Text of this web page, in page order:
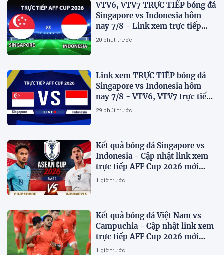
VTV6, VTV7 TRỰC TIẾP bóng đá
Singapore vs Indonesia hôm
nay 7/8 - Link xem trực tiếp
AFF Cup 2026 mới nhất
20 phút trước
Link xem TRỰC TIẾP bóng đá
Singapore vs Indonesia hôm
nay 7/8 - VTV6, VTV7 trực tiếp
AFF Cup 2026
29 phút trước
Kết quả bóng đá Singapore vs
Indonesia - Cập nhật link xem
trực tiếp AFF Cup 2026 mới
nhất.
1 giờ trước
Kết quả bóng đá Việt Nam vs
Campuchia - Cập nhật link xem
trực tiếp AFF Cup 2026 mới
nhất
1 giờ trước